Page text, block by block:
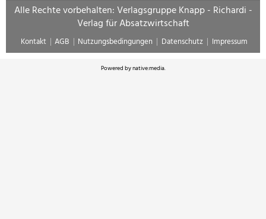
Alle Rechte vorbehalten: Verlagsgruppe Knapp - Richardi -
Verlag für Absatzwirtschaft
Kontakt AGB Nutzungsbedingungen Datenschutz Impressum
Powered bynative:media.